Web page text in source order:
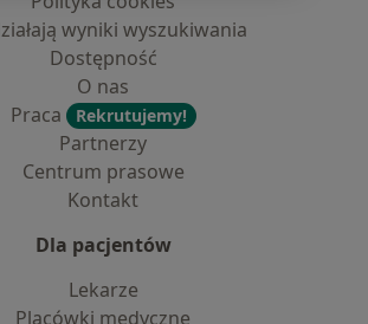
wyniki wyszukiwania
Dostępność
O nas
Praca
Rekrutujemy!
Partnerzy
Centrum prasowe
Kontakt
Dla pacjentów
Lekarze
Placówki medyczne